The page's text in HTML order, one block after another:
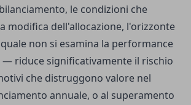
le condizioni che
modifica dell'allocazione, l'orizzonte
non si esamina la performance
riduce significativamente il rischio
che distruggono valore nel
annuale, o al superamento